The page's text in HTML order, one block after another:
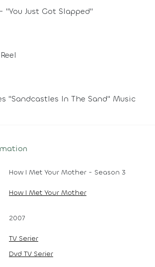
Just Got Slapped"
"Sandcastles In The Sand" Music
How I Met Your Mother - Season 3
How I Met Your Mother
2007
TV Serier
Dvd TV Serier